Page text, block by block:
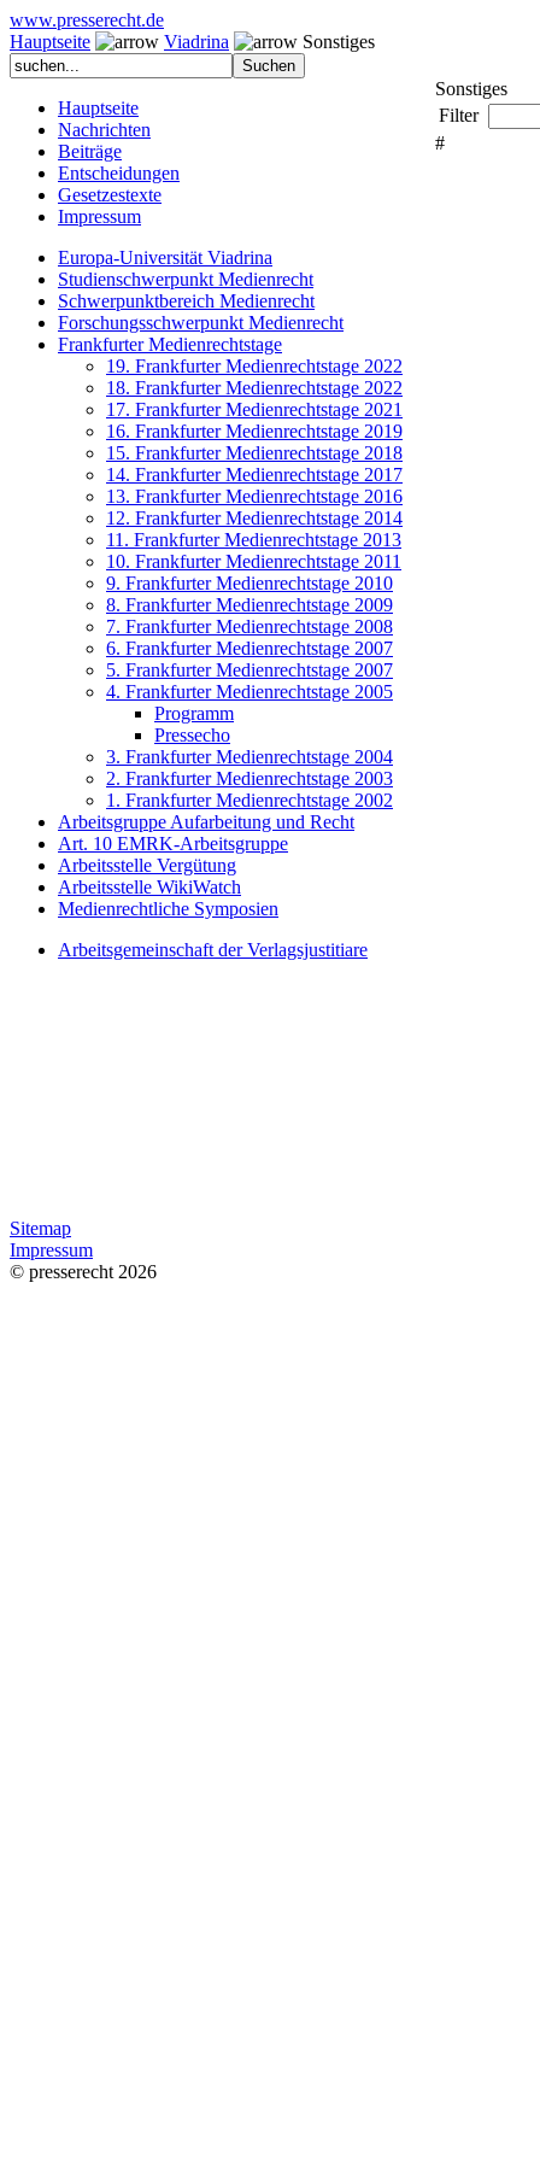
www.presserecht.de
Hauptseite
Viadrina Sonstiges
Hauptseite
Nachrichten
Beiträge
Entscheidungen
Gesetzestexte
Impressum
Europa-Universität Viadrina
Studienschwerpunkt Medienrecht
Schwerpunktbereich Medienrecht
Forschungsschwerpunkt Medienrecht
Frankfurter Medienrechtstage
19. Frankfurter Medienrechtstage 2022
18. Frankfurter Medienrechtstage 2022
17. Frankfurter Medienrechtstage 2021
16. Frankfurter Medienrechtstage 2019
15. Frankfurter Medienrechtstage 2018
14. Frankfurter Medienrechtstage 2017
13. Frankfurter Medienrechtstage 2016
12. Frankfurter Medienrechtstage 2014
11. Frankfurter Medienrechtstage 2013
10. Frankfurter Medienrechtstage 2011
9. Frankfurter Medienrechtstage 2010
8. Frankfurter Medienrechtstage 2009
7. Frankfurter Medienrechtstage 2008
6. Frankfurter Medienrechtstage 2007
5. Frankfurter Medienrechtstage 2007
4. Frankfurter Medienrechtstage 2005
Programm
Pressecho
3. Frankfurter Medienrechtstage 2004
2. Frankfurter Medienrechtstage 2003
1. Frankfurter Medienrechtstage 2002
Arbeitsgruppe Aufarbeitung und Recht
Art. 10 EMRK-Arbeitsgruppe
Arbeitsstelle Vergütung
Arbeitsstelle WikiWatch
Medienrechtliche Symposien
Arbeitsgemeinschaft der Verlagsjustitiare
Sonstiges
Filter
#
Sitemap
Impressum
© presserecht 2026